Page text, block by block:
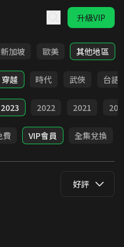
升級VIP
新加坡 歐美 其他地區
穿越 時代 武俠 台語
2023 2022 2021
費 VIP會員 全集兌換
好評